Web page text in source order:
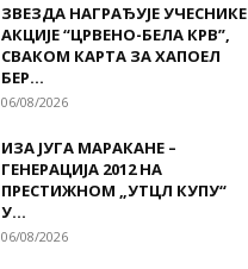
ЗВЕЗДА НАГРАЂУЈЕ УЧЕСНИКЕ
АКЦИЈЕ “ЦРВЕНО-БЕЛА КРВ”,
СВАКОМ КАРТА ЗА ХАПОЕЛ
БЕР...
06/08/2026
ИЗА ЈУГА МАРАКАНЕ –
ГЕНЕРАЦИЈА 2012 НА
ПРЕСТИЖНОМ „УТЦЛ КУПУ“
У...
06/08/2026